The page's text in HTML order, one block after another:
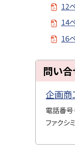
12
14
16
ト
ッ
プ
に
戻
問い合
企画商
電話番号
ファクシ